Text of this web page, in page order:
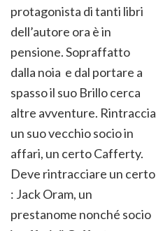
protagonista di tanti libri
dell’autore ora è in
pensione. Sopraffatto
dalla noia e dal portare a
spasso il suo Brillo cerca
altre avventure. Rintraccia
un suo vecchio socio in
affari, un certo Cafferty.
Deve rintracciare un certo
: Jack Oram, un
prestanome nonché socio